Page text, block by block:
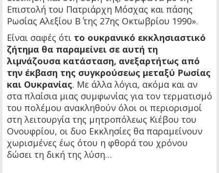
Επιστολή του Πατριάρχη Μόσχας και πάσης
Ρωσίας Αλεξίου Β΄ της 27ης Οκτωβρίου 1990».
Είναι σαφές ότι το ουκρανικό εκκλησιαστικό
ζήτημα θα παραμείνει σε αυτή τη
λιμνάζουσα κατάσταση, ανεξαρτήτως από
την έκβαση της συγκρούσεως μεταξύ Ρωσίας
και Ουκρανίας. Με άλλα λόγια, ακόμα και αν
στα πλαίσια μιας συμφωνίας για τον τερματισμό
του πολέμου ανακληθούν όλοι οι περιορισμοί
στη λειτουργία της μητροπόλεως Κιέβου του
Ονουφρίου, οι δυο Εκκλησίες θα παραμείνουν
χωρισμένες έως ότου η φθορά του χρόνου
δώσει τη δική της λύση…